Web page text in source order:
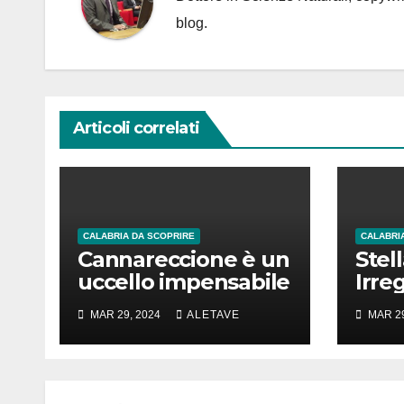
blog.
Articoli correlati
CALABRIA DA SCOPRIRE
Cannareccione è un
uccello impensabile
MAR 29, 2024 ALETAVE MAR